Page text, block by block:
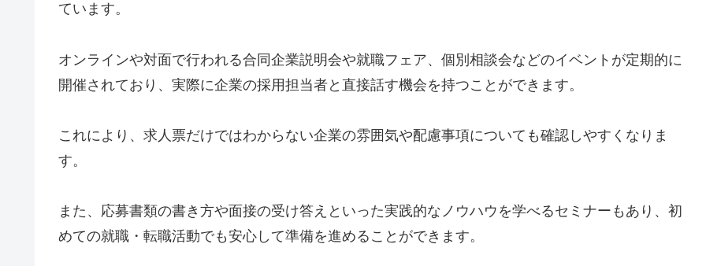
ています。
オンラインや対面で行われる合同企業説明会や就職フェア、個別相談会などのイベントが定期的に
開催されており、実際に企業の採用担当者と直接話す機会を持つことができます。
これにより、求人票だけではわからない企業の雰囲気や配慮事項についても確認しやすくなりま
す。
また、応募書類の書き方や面接の受け答えといった実践的なノウハウを学べるセミナーもあり、初
めての就職・転職活動でも安心して準備を進めることができます。